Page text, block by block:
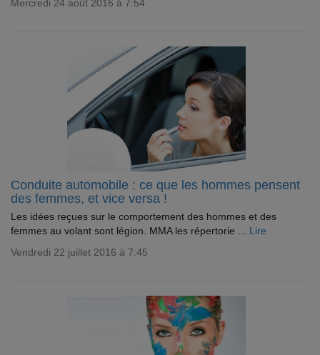
Mercredi 24 août 2016 à 7:54
Conduite automobile : ce que les hommes pensent
des femmes, et vice versa !
Les idées reçues sur le comportement des hommes et des
femmes au volant sont légion. MMA les répertorie ... Lire
Vendredi 22 juillet 2016 à 7:45